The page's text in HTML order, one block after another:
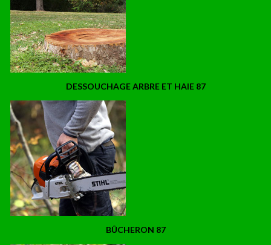
DESSOUCHAGE ARBRE ET HAIE 87
BÛCHERON 87